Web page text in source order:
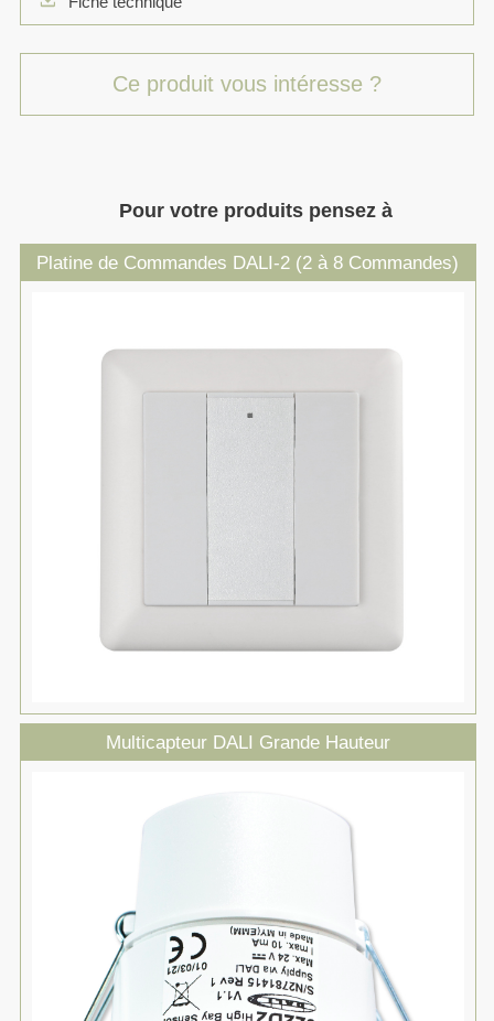
Ce produit vous intéresse ?
Pour votre produits pensez à
Platine de Commandes DALI-2 (2 à 8 Commandes)
Multicapteur DALI Grande Hauteur